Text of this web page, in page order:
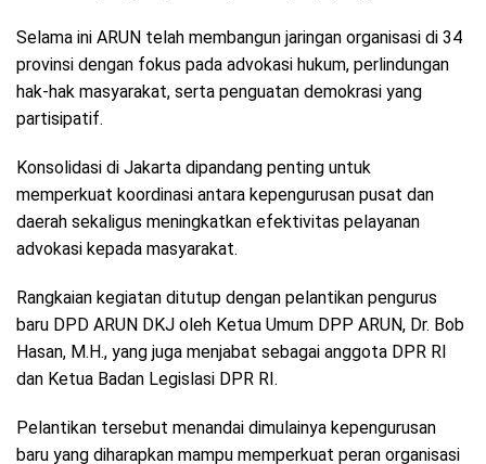
Selama ini ARUN telah membangun jaringan organisasi di 34
provinsi dengan fokus pada advokasi hukum, perlindungan
hak-hak masyarakat, serta penguatan demokrasi yang
partisipatif.
Konsolidasi di Jakarta dipandang penting untuk
memperkuat koordinasi antara kepengurusan pusat dan
daerah sekaligus meningkatkan efektivitas pelayanan
advokasi kepada masyarakat.
Rangkaian kegiatan ditutup dengan pelantikan pengurus
baru DPD ARUN DKJ oleh Ketua Umum DPP ARUN, Dr. Bob
Hasan, M.H., yang juga menjabat sebagai anggota DPR RI
dan Ketua Badan Legislasi DPR RI.
Pelantikan tersebut menandai dimulainya kepengurusan
baru yang diharapkan mampu memperkuat peran organisasi